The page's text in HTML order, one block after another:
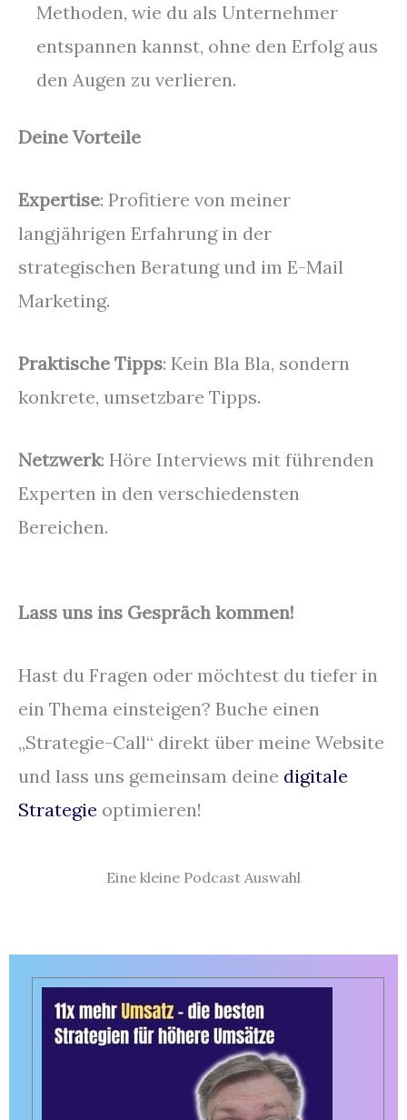
Methoden, wie du als Unternehmer
entspannen kannst, ohne den Erfolg aus
den Augen zu verlieren.
Deine Vorteile
Expertise: Profitiere von meiner
langjährigen Erfahrung in der
strategischen Beratung und im E-Mail
Marketing.
Praktische Tipps: Kein Bla Bla, sondern
konkrete, umsetzbare Tipps.
Netzwerk: Höre Interviews mit führenden
Experten in den verschiedensten
Bereichen.
Lass uns ins Gespräch kommen!
Hast du Fragen oder möchtest du tiefer in
ein Thema einsteigen? Buche einen
„Strategie-Call“ direkt über meine Website
und lass uns gemeinsam deine digitale
Strategie optimieren!
Eine kleine Podcast Auswahl